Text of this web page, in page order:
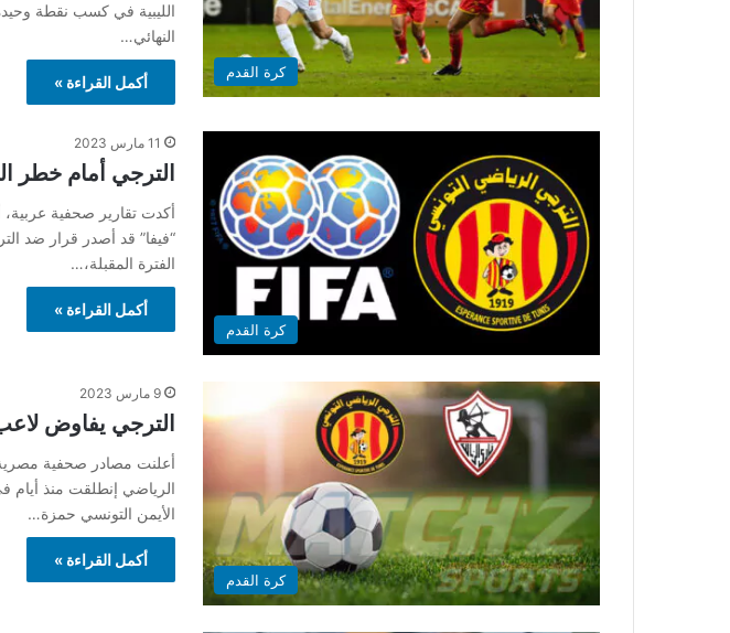
كرة القدم
الليبية في كسب نقطة
النهائي…
أكمل القراءة »
كرة القدم
11 مارس 2023
الترجي أمام خطر
أكدت تقارير صحفية عربية،
“فيفا” قد أصدر قرار ضد
الفترة المقبلة،…
أكمل القراءة »
كرة القدم
9 مارس 2023
الترجي يفاوض
أعلنت مصادر صحفية
الرياضي إنطلقت منذ أيام
الأيمن التونسي حمزة…
أكمل القراءة »